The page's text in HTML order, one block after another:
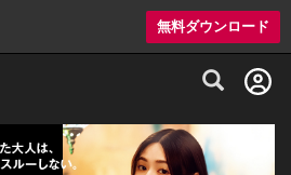
無料ダウンロード
グルメ情報・プレミアムレストラン予約